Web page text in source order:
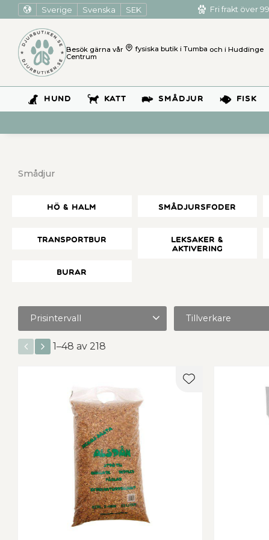
Sverige Svenska SEK Fri frakt över
Besök gärna vår fysiska butik i Tumba och i Huddinge
Centrum
HUND KATT SMÅDJUR FISK
Smådjur
Hö & Halm Smådjursfoder
Transportbur
Leksaker &
Aktivering
Burar
Prisintervall Tillverkare
Visa fler
1–48 av 218
Lägg till i